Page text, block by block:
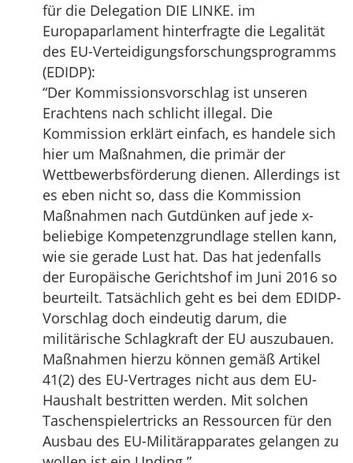
für die Delegation DIE LINKE. im
Europaparlament hinterfragte die Legalität
des EU-Verteidigungsforschungsprogramms
(EDIDP):
“Der Kommissionsvorschlag ist unseren
Erachtens nach schlicht illegal. Die
Kommission erklärt einfach, es handele sich
hier um Maßnahmen, die primär der
Wettbewerbsförderung dienen. Allerdings ist
es eben nicht so, dass die Kommission
Maßnahmen nach Gutdünken auf jede x-
beliebige Kompetenzgrundlage stellen kann,
wie sie gerade Lust hat. Das hat jedenfalls
der Europäische Gerichtshof im Juni 2016 so
beurteilt. Tatsächlich geht es bei dem EDIDP-
Vorschlag doch eindeutig darum, die
militärische Schlagkraft der EU auszubauen.
Maßnahmen hierzu können gemäß Artikel
41(2) des EU-Vertrages nicht aus dem EU-
Haushalt bestritten werden. Mit solchen
Taschenspielertricks an Ressourcen für den
Ausbau des EU-Militärapparates gelangen zu